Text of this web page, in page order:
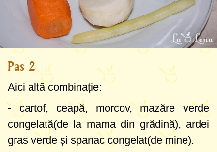
este printre preferata copiilor.
Deci, supa o luați ca exemplu și adaptați
gusturilor, necesităților și perioadei dvs de
diversificare. Pe parcurs nu o mai pasați cu
blenderul, de la 9-10 luni eu o mărunțesc
cu furculița, acum Maria rumegă cu cei 6
dințișori și nu avem probleme cu mâncatul
mâncărurilor bucățele sau solide.
Pas 2
Aici altă combinație:
- cartof, ceapă, morcov, mazăre verde
congelată(de la mama din grădină), ardei
gras verde și spanac congelat(de mine).